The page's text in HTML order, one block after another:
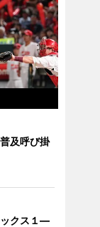
及呼び掛
クス１―